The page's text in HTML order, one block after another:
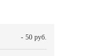
- 50 руб.